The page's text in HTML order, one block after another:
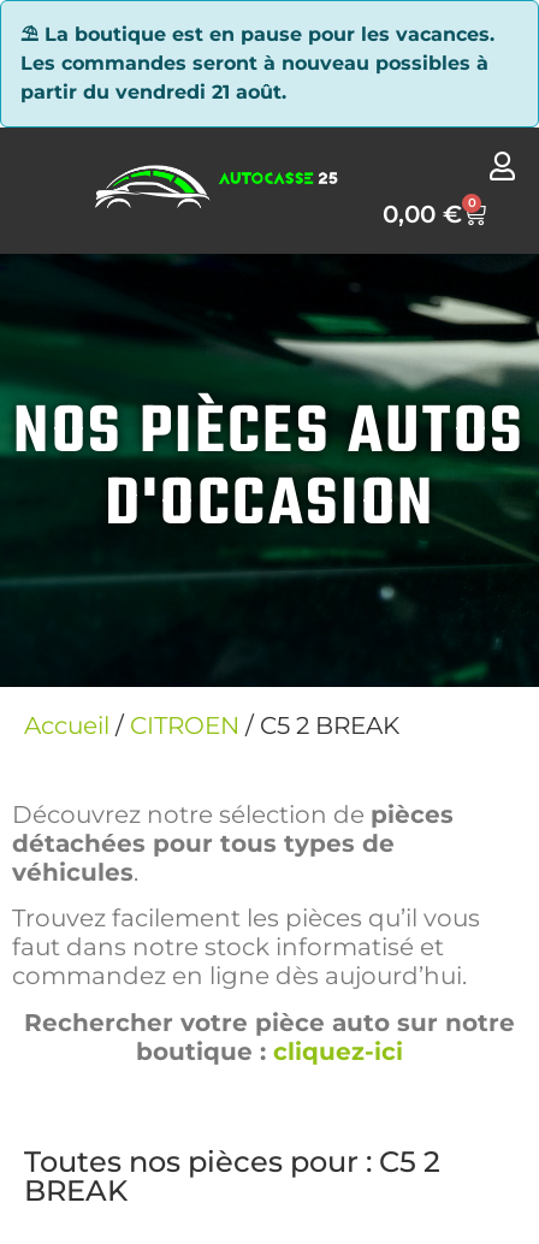
⛱ La boutique est en pause pour les vacances.
Les commandes seront à nouveau possibles à
partir du vendredi 21 août.
0,00€ 0
NOS PIÈCES AUTOS
D'OCCASION
Accueil / CITROEN / C5 2 BREAK
Découvrez notre sélection de pièces
détachées pour tous types de
véhicules.
Trouvez facilement les pièces qu’il vous
faut dans notre stock informatisé et
commandez en ligne dès aujourd’hui.
Rechercher votre pièce auto sur notre
boutique : cliquez-ici
Toutes nos pièces pour : C5 2
BREAK
Panneau de gestion des cookies